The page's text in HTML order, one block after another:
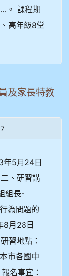
。 課程期
高年級8堂
及家長特教
年5月24日
、研習講
組組長-
為問題的
8月28日
習地點：
市各國中
名事宜：